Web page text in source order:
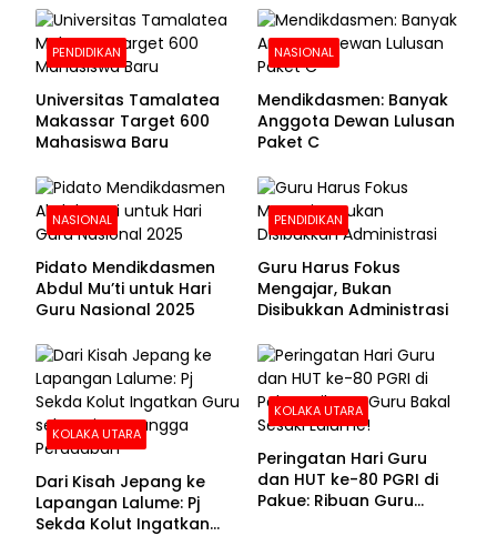
PENDIDIKAN
Universitas Tamalatea
Makassar Target 600
Mahasiswa Baru
NASIONAL
Mendikdasmen: Banyak
Anggota Dewan Lulusan
Paket C
NASIONAL
Pidato Mendikdasmen
Abdul Mu’ti untuk Hari
Guru Nasional 2025
PENDIDIKAN
Guru Harus Fokus
Mengajar, Bukan
Disibukkan Administrasi
KOLAKA UTARA
Dari Kisah Jepang ke
Lapangan Lalume: Pj
Sekda Kolut Ingatkan
KOLAKA UTARA
Peringatan Hari Guru
dan HUT ke-80 PGRI di
Pakue: Ribuan Guru